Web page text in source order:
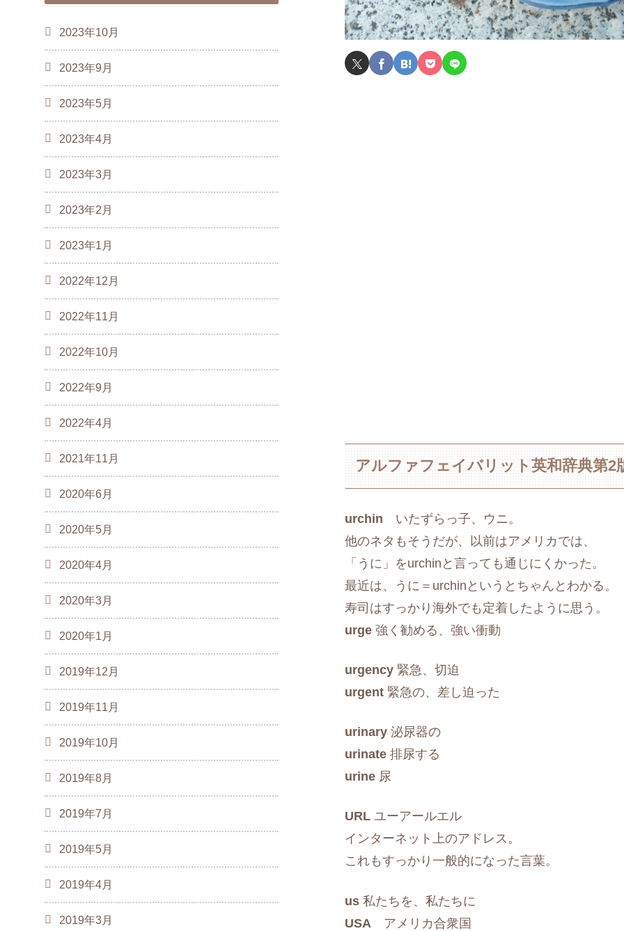
アルファフェイバリット英和辞典第2
urchin いたずらっ子、ウニ。
他のネタもそうだが、以前はアメリカでは、
「うに」をurchinと言っても通じにくかった。
最近は、うに＝urchinというとちゃんとわかる。
寿司はすっかり海外でも定着したように思う。
urge 強く勧める、強い衝動
urgency 緊急、切迫
urgent 緊急の、差し迫った
urinary 泌尿器の
urinate 排尿する
urine 尿
URL ユーアールエル
インターネット上のアドレス。
これもすっかり一般的になった言葉。
us 私たちを、私たちに
USA アメリカ合衆国
2023年10月
2023年9月
2023年5月
2023年4月
2023年3月
2023年2月
2023年1月
2022年12月
2022年11月
2022年10月
2022年9月
2022年4月
2021年11月
2020年6月
2020年5月
2020年4月
2020年3月
2020年1月
2019年12月
2019年11月
2019年10月
2019年8月
2019年7月
2019年5月
2019年4月
2019年3月